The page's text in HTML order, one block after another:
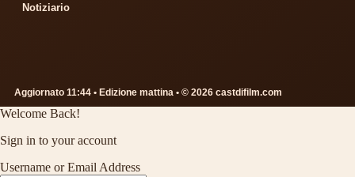
Notiziario
Aggiornato 11:44 • Edizione mattina • © 2026 castdifilm.com
Welcome Back!
Sign in to your account
Username or Email Address